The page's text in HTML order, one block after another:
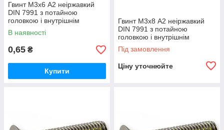
Гвинт М3х6 А2 неіржавкий
DIN 7991 з потайною
головкою і внутрішнім
шестигранником
В наявності
0,65 ₴
Купити
Гвинт М3х8 А2 неіржавкий
DIN 7991 з потайною
головкою і внутрішнім
шестигранником
Під замовлення
Ціну уточнюйте